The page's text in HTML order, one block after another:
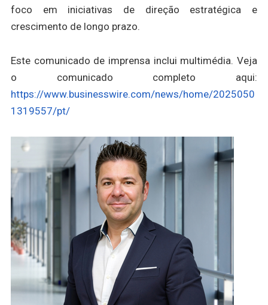
foco em iniciativas de direção estratégica e
crescimento de longo prazo.
Este comunicado de imprensa inclui multimédia. Veja
o comunicado completo aqui:
https://www.businesswire.com/news/home/2025050
1319557/pt/